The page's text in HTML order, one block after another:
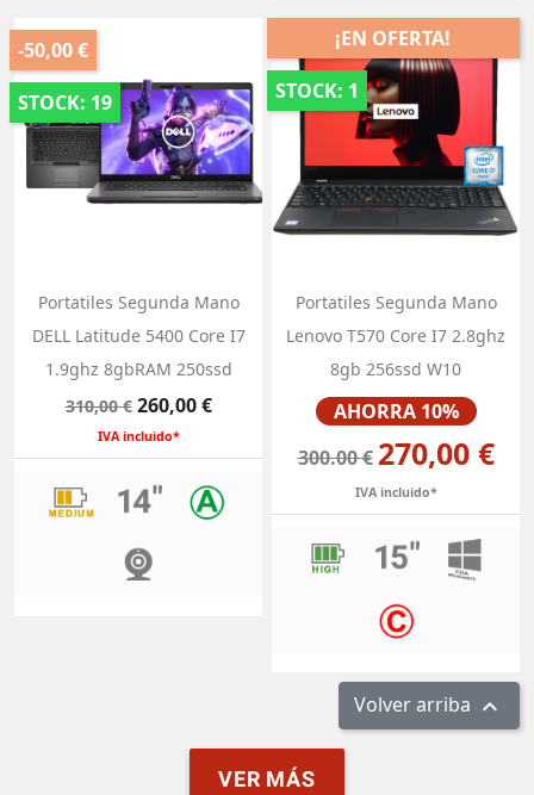
-50,00 €
STOCK: 19
Portatiles Segunda Mano
DELL Latitude 5400 Core I7
1.9ghz 8gbRAM 250ssd
Precio
base
310,00 € Precio
260,00 €
IVA incluido*
¡EN OFERTA!
STOCK: 1
Portatiles Segunda Mano
Lenovo T570 Core I7 2.8ghz
8gb 256ssd W10
Precio
AHORRA 10%
300.00 € 270,00 €
IVA incluido*
Volver arriba 
VER MÁS